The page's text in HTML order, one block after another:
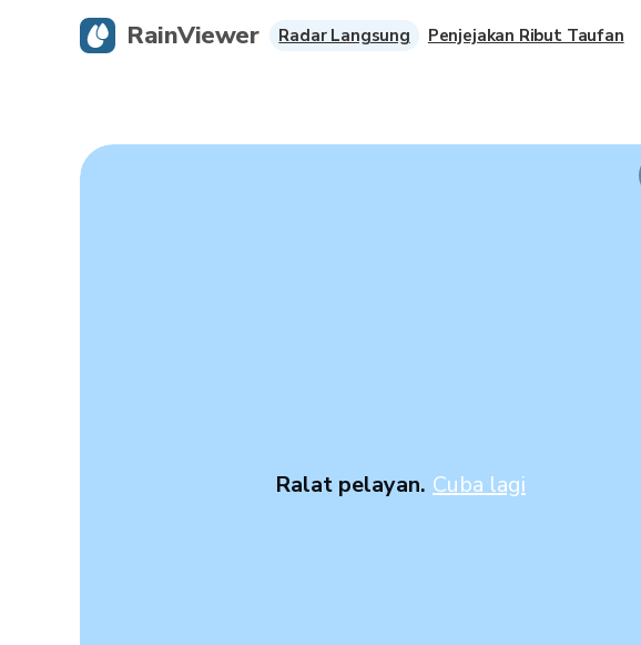
Ralat pelayan. Cuba lagi
RainViewer Radar Langsung Penjejakan Ribut Taufan